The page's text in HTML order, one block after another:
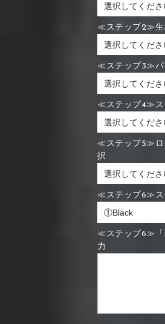
≪ステップ2≫生
≪ステップ3≫パ
≪ステップ4≫ス
≪ステップ5≫ロ
択
≪ステップ6≫ス
≪ステップ6≫「
力